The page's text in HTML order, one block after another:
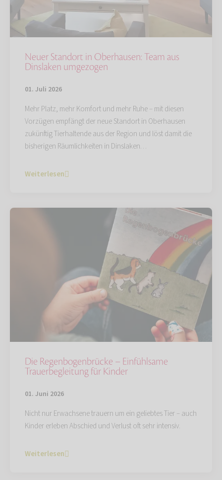
Neuer Standort in Oberhausen: Team aus
Dinslaken umgezogen
01. Juli 2026
Mehr Platz, mehr Komfort und mehr Ruhe – mit diesen
Vorzügen empfängt der neue Standort in Oberhausen
zukünftig Tierhaltende aus der Region und löst damit die
bisherigen Räumlichkeiten in Dinslaken…
Weiterlesen
Die Regenbogenbrücke – Einfühlsame
Trauerbegleitung für Kinder
01. Juni 2026
Nicht nur Erwachsene trauern um ein geliebtes Tier – auch
Kinder erleben Abschied und Verlust oft sehr intensiv.
Weiterlesen